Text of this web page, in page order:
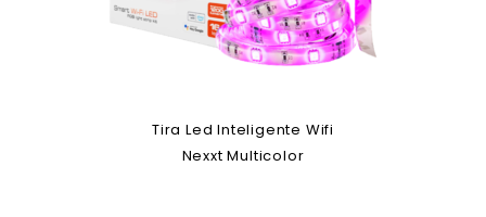
Tira Led Inteligente Wifi
Nexxt Multicolor